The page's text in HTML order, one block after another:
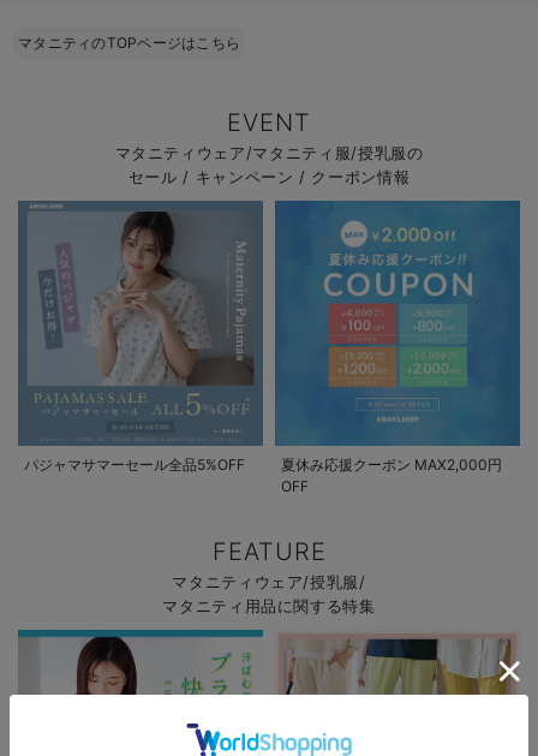
マタニティのTOPページはこちら
EVENT
マタニティウェア/マタニティ服/授乳服の
セール / キャンペーン / クーポン情報
パジャマサマーセール全品5%OFF
夏休み応援クーポン MAX2,000円
OFF
FEATURE
マタニティウェア/授乳服/
マタニティ用品に関する特集